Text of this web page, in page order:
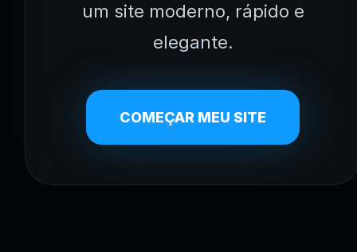
um site moderno, rápido e
elegante.
COMEÇAR MEU SITE